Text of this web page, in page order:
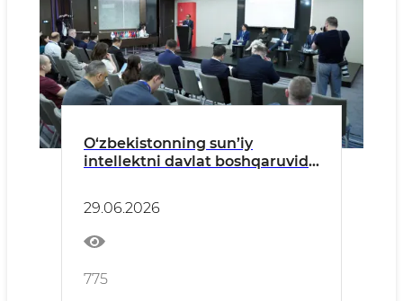
O‘zbekistonning sun’iy
intellektni davlat boshqaruvida
qilindi
29.06.2026
775